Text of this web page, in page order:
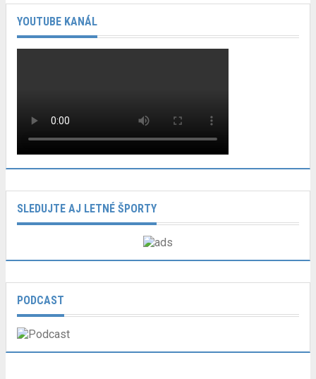
YOUTUBE KANÁL
SLEDUJTE AJ LETNÉ ŠPORTY
PODCAST